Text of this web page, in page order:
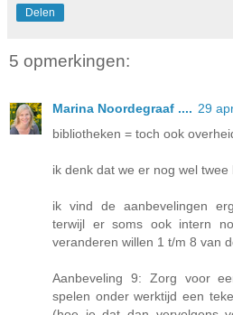
Delen
5 opmerkingen:
Marina Noordegraaf .... 29
bibliotheken = toch ook
ik denk dat we er nog wel twee
ik vind de aanbevelingen
terwijl er soms ook intern
veranderen willen 1 t/m 8 van
Aanbeveling 9: Zorg voor
spelen onder werktijd een